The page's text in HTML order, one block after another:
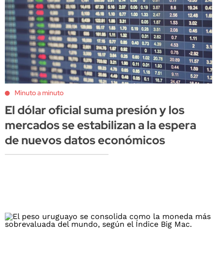
Minuto a minuto
El dólar oficial suma presión y los
mercados se estabilizan a la espera
de nuevos datos económicos